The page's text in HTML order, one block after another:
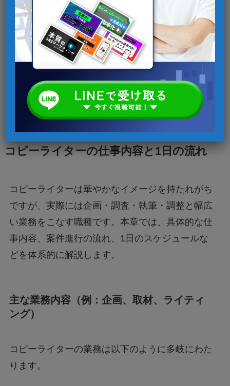
次章では、コピーライターの具体的な業務内容や
1日の仕事の流れについて詳しく解説していきま
コピーライターの仕事内容と1日の流れ
コピーライターは華やかなイメージを持たれがち
ですが、実際には企画・調査・執筆・調整と幅広
い業務をこなす職種です。本章では、具体的な仕
事内容、案件進行の流れ、1日のスケジュールな
どを体系的に解説します。
主な業務内容（例：企画、取材、ライティ
ング）
コピーライターの業務は以下のように多岐にわた
ります。